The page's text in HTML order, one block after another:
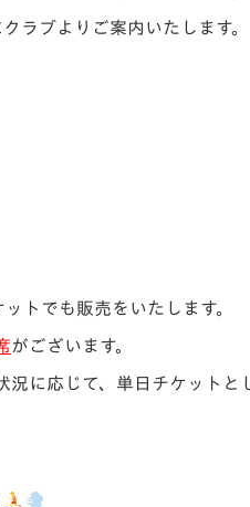
ラブよりご案内いたします。
トでも販売をいたします。
がございます。
況に応じて、単日チケットと